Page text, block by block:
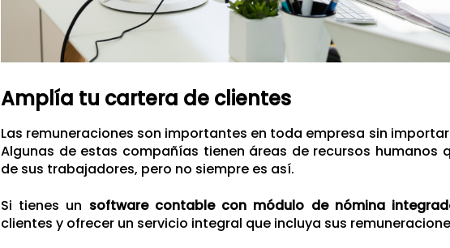
Amplía tu cartera de clientes
Las remuneraciones son importantes en toda empresa sin
Algunas de estas compañías tienen áreas de recursos humanos
de sus trabajadores, pero no siempre es así.
Si tienes un software contable con módulo de nómina
clientes y ofrecer un servicio integral que incluya sus